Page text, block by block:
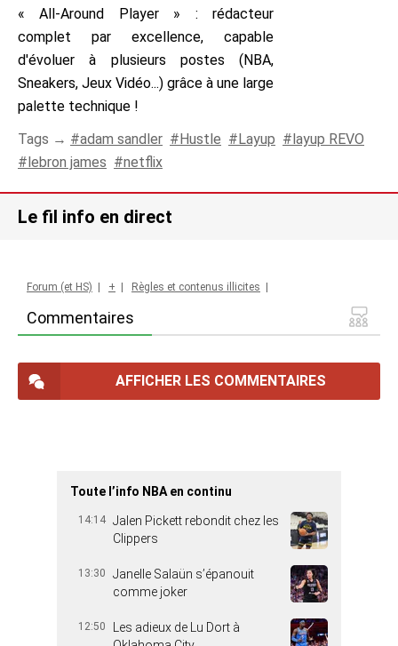
« All-Around Player » : rédacteur
complet par excellence, capable
d'évoluer à plusieurs postes (NBA,
Sneakers, Jeux Vidéo...) grâce à une large
palette technique !
Tags →
adam sandler Hustle Layup
layup REVO
lebron james
netflix
Le fil info en direct
Commentaires
Forum (et HS) + Règles et contenus illicites
AFFICHER LES COMMENTAIRES
Toute l’info NBA en continu
14:14 Jalen Pickett rebondit chez les
Clippers
13:30
Janelle Salaün s’épanouit
comme joker
12:50
Les adieux de Lu Dort à